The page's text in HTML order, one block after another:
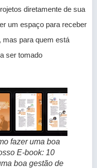
diretamente de sua
um espaço para receber
mas para quem está
ser tomado
fazer uma boa
E-book: 10
boa gestão de